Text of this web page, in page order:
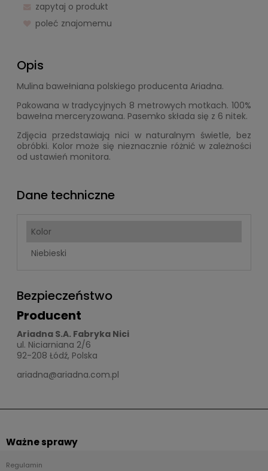
zapytaj o produkt
poleć znajomemu
Opis
Mulina bawełniana polskiego producenta Ariadna.
Pakowana w tradycyjnych 8 metrowych motkach. 100%
bawełna merceryzowana. Pasemko składa się z 6 nitek.
Zdjęcia przedstawiają nici w naturalnym świetle, bez
obróbki. Kolor może się nieznacznie różnić w zależności
od ustawień monitora.
Dane techniczne
Kolor
Niebieski
Bezpieczeństwo
Producent
Ariadna S.A. Fabryka Nici
ul. Niciarniana 2/6
92-208 Łódź, Polska
ariadna@ariadna.com.pl
Ważne sprawy
Regulamin